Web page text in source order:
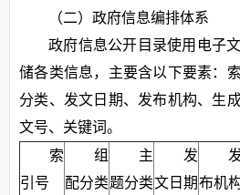
（二）政府信息编排体系
政府信息公开目录使用电子
储各类信息，主要含以下要素：
分类、发文日期、发布机构、生
文号、关键词。
索
引号
组
配分类
主
题分类
发
文日期布机